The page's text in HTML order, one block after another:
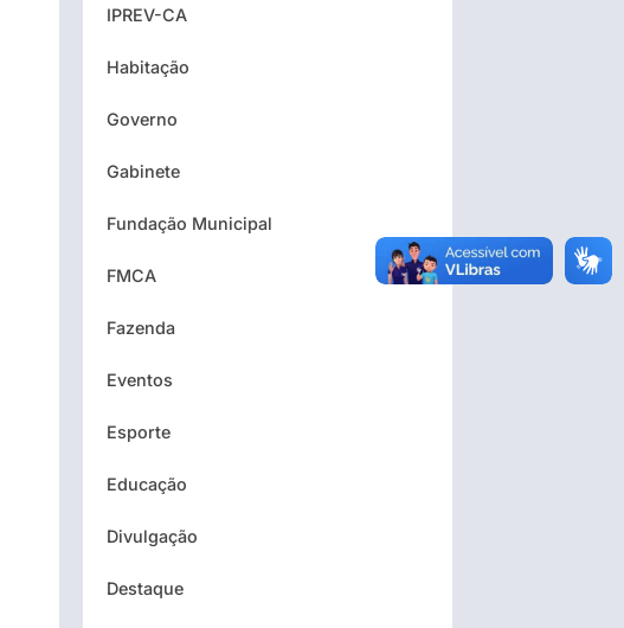
IPREV-CA
Habitação
Governo
Gabinete
Fundação Municipal
FMCA
Fazenda
Eventos
Esporte
Educação
Divulgação
Destaque